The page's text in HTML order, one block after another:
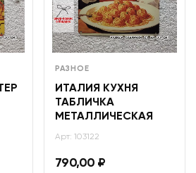
РАЗНОЕ
ИТАЛИЯ КУХНЯ
ТАБЛИЧКА
МЕТАЛЛИЧЕСКАЯ
Арт: 103122
790,00 ₽